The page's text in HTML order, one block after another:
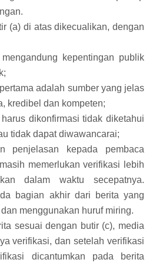
(a) di atas dikecualikan, dengan
kepentingan publik
adalah sumber yang jelas
kredibel dan kompeten;
dikonfirmasi tidak diketahui
tidak dapat diwawancarai;
penjelasan kepada pembaca
memerlukan verifikasi lebih
dalam waktu secepatnya.
bagian akhir dari berita yang
menggunakan huruf miring.
sesuai dengan butir (c), media
verifikasi, dan setelah verifikasi
dicantumkan pada berita